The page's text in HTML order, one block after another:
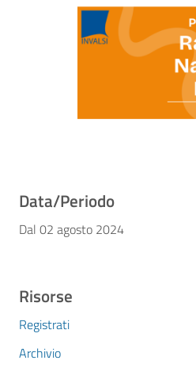
Data/Periodo
Dal 02 agosto 2024
Risorse
Registrati
Archivio